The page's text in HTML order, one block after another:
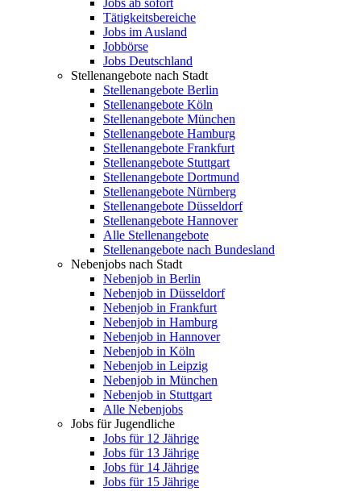
Jobs ab sofort
Tätigkeitsbereiche
Jobs im Ausland
Jobbörse
Jobs Deutschland
Stellenangebote nach Stadt
Stellenangebote Berlin
Stellenangebote Köln
Stellenangebote München
Stellenangebote Hamburg
Stellenangebote Frankfurt
Stellenangebote Stuttgart
Stellenangebote Dortmund
Stellenangebote Nürnberg
Stellenangebote Düsseldorf
Stellenangebote Hannover
Alle Stellenangebote
Stellenangebote nach Bundesland
Nebenjobs nach Stadt
Nebenjob in Berlin
Nebenjob in Düsseldorf
Nebenjob in Frankfurt
Nebenjob in Hamburg
Nebenjob in Hannover
Nebenjob in Köln
Nebenjob in Leipzig
Nebenjob in München
Nebenjob in Stuttgart
Alle Nebenjobs
Jobs für Jugendliche
Jobs für 12 Jährige
Jobs für 13 Jährige
Jobs für 14 Jährige
Jobs für 15 Jährige